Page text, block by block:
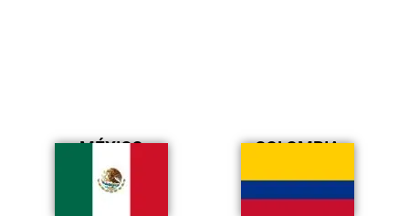
MÉXICO COLOMBIA